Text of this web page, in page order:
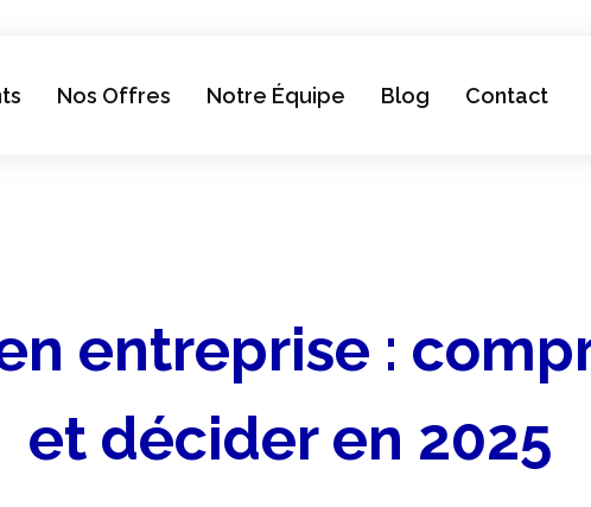
Nos Offres Notre Équipe Blog Contact
entreprise :
et décider en 2025